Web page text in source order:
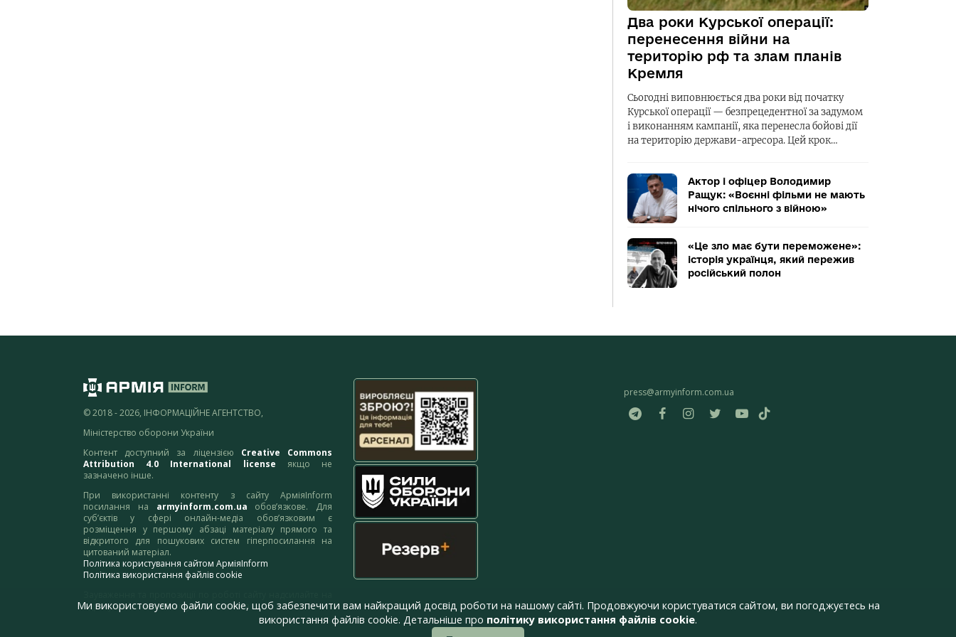
Два роки Курської операції:
перенесення війни на
територію рф та злам планів
Кремля
Сьогодні виповнюється два роки від початку
Курської операції — безпрецедентної за задумом
і виконанням кампанії, яка перенесла бойові дії
на територію держави-агресора. Цей крок…
Актор і офіцер Володимир
Ращук: «Воєнні фільми не мають
нічого спільного з війною»
«Це зло має бути переможене»:
історія українця, який пережив
російський полон
© 2018 - 2026, ІНФОРМАЦІЙНЕ АГЕНТСТВО,
Міністерство оборони України
Контент доступний за ліцензією Creative Commons
Attribution 4.0 International license якщо не
зазначено інше.
При використанні контенту з сайту АрміяInform
посилання на armyinform.com.ua обов’язкове. Для
суб’єктів у сфері онлайн-медіа обов’язковим є
розміщення у першому абзаці матеріалу прямого та
відкритого для пошукових систем гіперпосилання на
цитований матеріал.
Політика користування сайтом АрміяInform
Політика використання файлів cookie
адресу:webmaster@armyinform.com.ua
press@armyinform.com.ua
Ми використовуємо файли cookie, щоб забезпечити вам найкращий досвід роботи на нашому сайті. Продовжуючи користуватися сайтом, ви погоджуєтесь на
використання файлів cookie. Детальніше про політику використання файлів cookie.